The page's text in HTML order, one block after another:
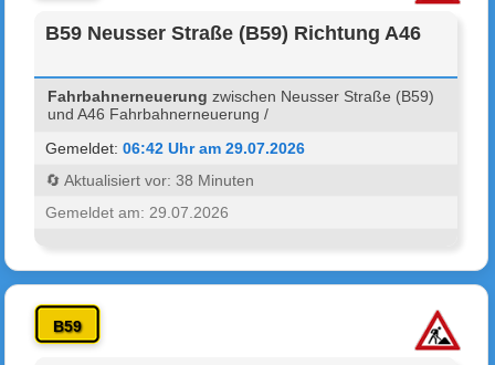
B59 Neusser Straße (B59) Richtung A46
Fahrbahnerneuerung zwischen Neusser Straße (B59)
und A46 Fahrbahnerneuerung /
Gemeldet:06:42 Uhr am 29.07.2026
🔄 Aktualisiert vor: 38 Minuten
Gemeldet am: 29.07.2026
B59